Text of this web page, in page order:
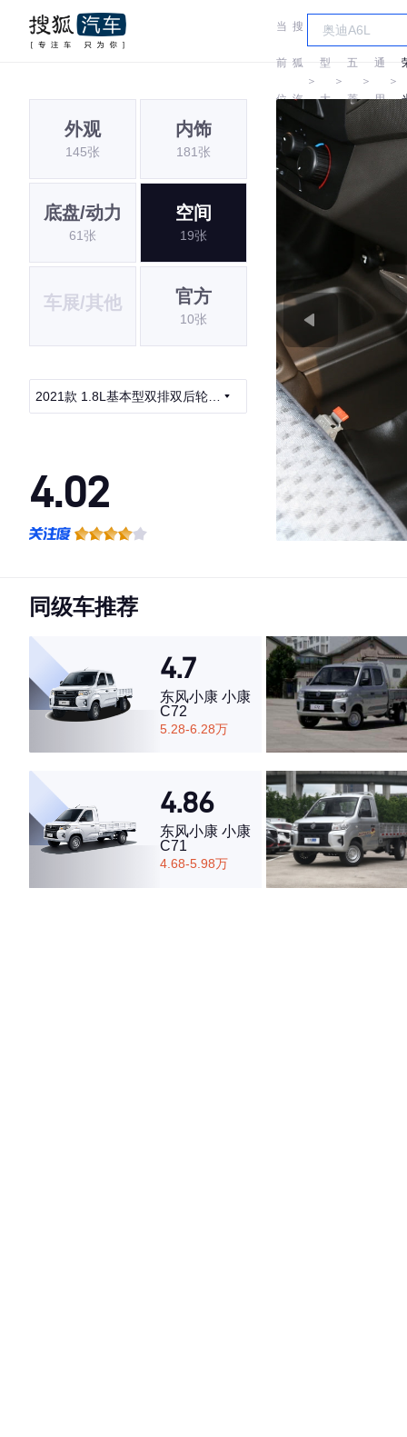
当
前
位
置:
搜
狐
汽
车
＞
车
型
大
＞
五
菱
＞
通
用
五
＞
外观
145张
内饰
181张
底盘/动力
61张
空间
19张
车展/其他 官方
10张
2021款 1.8L基本型双排双后轮
4.02
·空间表现一般，低于83%同级车
同级车推荐
4.7
东风小康 小康
C72
5.28-6.28万
4.86
东风小康 小康
C71
4.68-5.98万